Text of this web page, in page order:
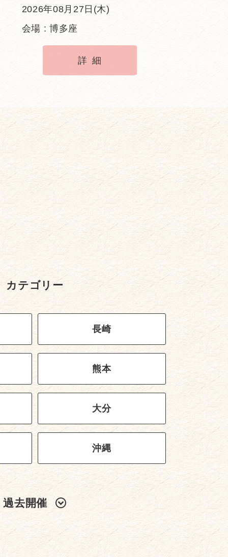
2026年08月27日(木)
会場 : 博多座
詳細
カテゴリー
長崎
熊本
大分
沖縄
過去開催